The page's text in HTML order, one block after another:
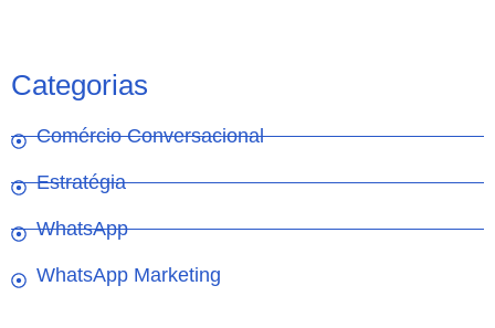
Categorias
Comércio Conversacional
Estratégia
WhatsApp
WhatsApp Marketing